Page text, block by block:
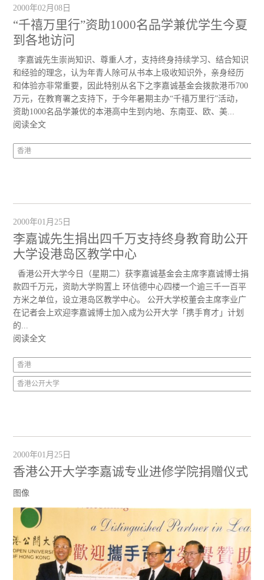
2000年02月08日
“千禧万里行”资助1000名品学兼优学生今夏
到各地访问
李嘉诚先生崇尚知识、尊重人才，支持终身持续学习、结合知识
和经验的理念，认为年青人除可从书本上吸收知识外，亲身经历
和体验亦非常重要，因此特别从名下之李嘉诚基金会拨款港币700
万元，在教育署之支持下，于今年暑期主办“千禧万里行”活动，
资助1000名品学兼优的本港高中生到内地、东南亚、欧、美...
阅读全文
香港
2000年01月25日
李嘉诚先生捐出四千万支持终身教育助公开
大学设港岛区教学中心
香港公开大学今日（星期二）获李嘉诚基金会主席李嘉诚博士捐
款四千万元，资助大学购置上 环信德中心四楼一个逾三千一百平
方米之单位，设立港岛区教学中心。 公开大学校董会主席李业广
在记者会上欢迎李嘉诚博士加入成为公开大学「携手育才」计划
的...
阅读全文
香港
香港公开大学
2000年01月25日
香港公开大学李嘉诚专业进修学院捐赠仪式
图像